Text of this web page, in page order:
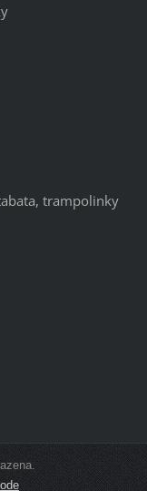
trampolinky